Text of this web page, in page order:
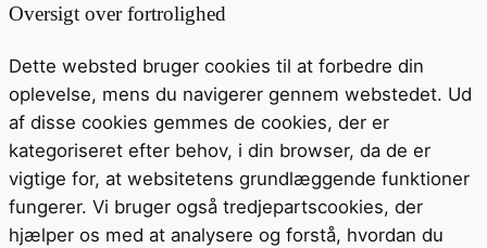
Oversigt over fortrolighed
Dette websted bruger cookies til at forbedre din
oplevelse, mens du navigerer gennem webstedet. Ud
af disse cookies gemmes de cookies, der er
kategoriseret efter behov, i din browser, da de er
vigtige for, at websitetens grundlæggende funktioner
fungerer. Vi bruger også tredjepartscookies, der
hjælper os med at analysere og forstå, hvordan du